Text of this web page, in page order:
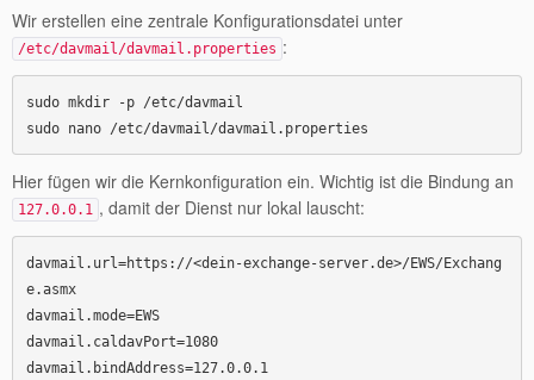
Wir erstellen eine zentrale Konfigurationsdatei unter
/etc/davmail/davmail.properties :
sudo mkdir -p /etc/davmail
Hier fügen wir die Kernkonfiguration ein. Wichtig ist die Bindung an
127.0.0.1 , damit der Dienst nur lokal lauscht:
davmail.url=https://<dein-exchange-server.de>/EWS/Exchang
e.asmx
davmail.mode=EWS
davmail.caldavPort=1080
davmail.bindAddress=127.0.0.1